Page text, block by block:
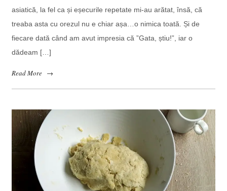
asiatică, la fel ca și eșecurile repetate mi-au arătat, însă, că
treaba asta cu orezul nu e chiar așa…o nimica toată. Și de
fiecare dată când am avut impresia că ”Gata, știu!”, iar o
dădeam […]
Read More →